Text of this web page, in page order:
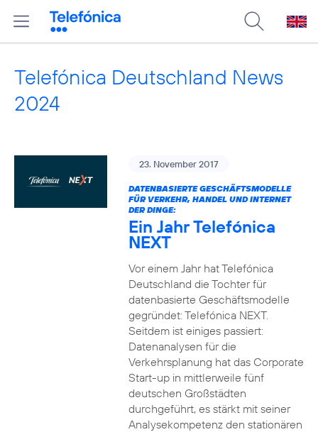
Telefónica Deutschland News
2024
23. November 2017
DATENBASIERTE GESCHÄFTSMODELLE
FÜR VERKEHR, HANDEL UND INTERNET
DER DINGE:
Ein Jahr Telefónica
NEXT
Vor einem Jahr hat Telefónica
Deutschland die Tochter für
datenbasierte Geschäftsmodelle
gegründet: Telefónica NEXT.
Seitdem ist einiges passiert:
Datenanalysen für die
Verkehrsplanung hat das Corporate
Start-up in mittlerweile fünf
deutschen Großstädten
durchgeführt, es stärkt mit seiner
Analysekompetenz den stationären